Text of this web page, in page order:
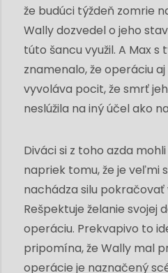
že budúci týždeň zomrie
Wally dozvedel o jeho
túto šancu využil. A Max s
znamenalo, že operáciu
vyvoláva pocit, že smrť
neslúžila na iný účel ako
Diváci si z toho azda
napriek tomu, že je veľmi
nachádza silu pokračovať
Rešpektuje želanie svojej
operáciu. Prekvapivo to
pripomína, že Wally mal
operácie je naznačený